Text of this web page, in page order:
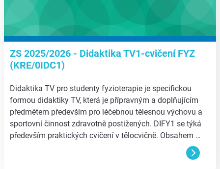
ZS 2025/2026 - Didaktika TV1-cvičení FYZ
(KRE/0IDC1)
Didaktika TV pro studenty fyzioterapie je specifickou
formou didaktiky TV, která je přípravným a doplňujícím
předmětem především pro léčebnou tělesnou výchovu a
sportovní činnost zdravotně postižených. DIFY1 se týká
především praktických cvičení v tělocvičně. Obsahem …